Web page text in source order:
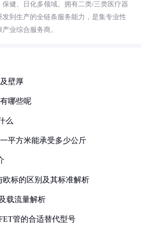
健、日化多领域。拥有二类/三类医疗器
到生产的全链条服务能力，是集专业性
业综合服务商。
壁厚
哪些呢
么
平方米能承受多少公斤
欧标的区别及其标准解析
载流量解析
管的合适替代型号